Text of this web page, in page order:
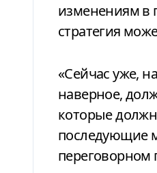
изменениям в
стратегия
«Сейчас уже,
наверное,
которые
последующие
переговорном